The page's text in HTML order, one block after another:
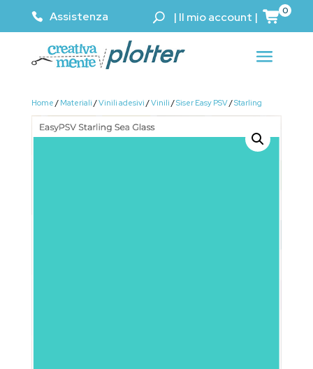
Assistenza | Il mio account | 0
Home / Materiali /Vinili adesivi /Vinili /Siser Easy PSV/Starling